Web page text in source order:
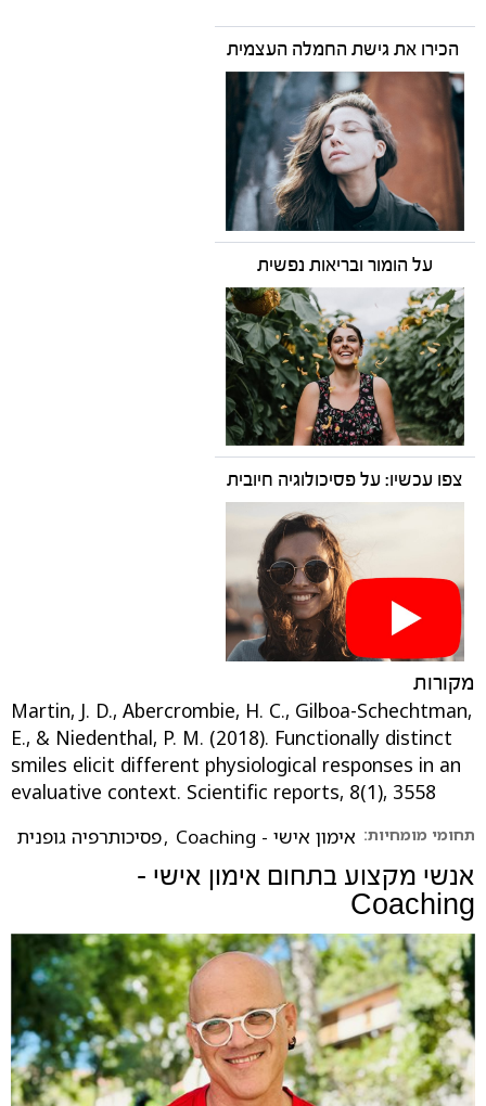
הכירו את גישת החמלה העצמית
על הומור ובריאות נפשית
צפו עכשיו: על פסיכולוגיה חיובית
מקורות
Martin, J. D., Abercrombie, H. C., Gilboa-Schechtman,
E., & Niedenthal, P. M. (2018). Functionally distinct
smiles elicit different physiological responses in an
evaluative context. Scientific reports, 8(1), 3558
תחומי מומחיות: אימון אישי - Coaching ,פסיכותרפיה גופנית
אנשי מקצוע בתחום אימון אישי -
Coaching